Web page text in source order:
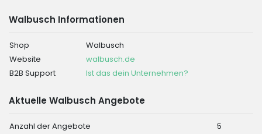
Walbusch Informationen
Shop
Walbusch
Website
walbusch.de
B2B Support
Ist das dein Unternehmen?
Aktuelle Walbusch Angebote
Anzahl der Angebote
5